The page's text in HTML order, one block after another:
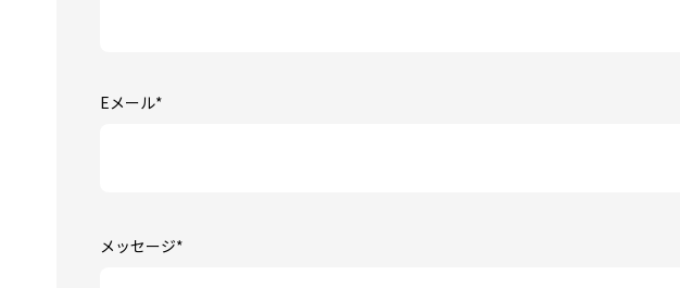
Eメール*
メッセージ*